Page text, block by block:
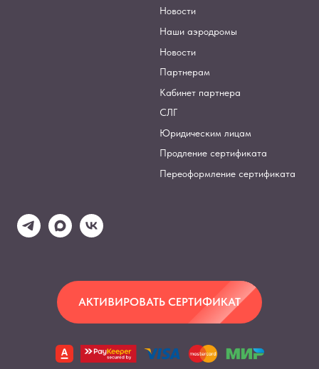
Новости
Наши аэродромы
Новости
Партнерам
Кабинет партнера
СЛГ
Юридическим лицам
Продление сертификата
Переоформление сертификата
АКТИВИРОВАТЬ СЕРТИФИКАТ